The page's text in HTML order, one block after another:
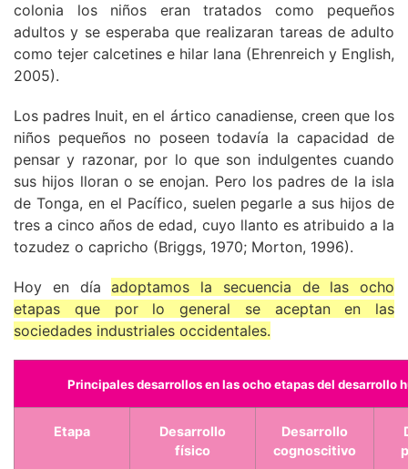
colonia los niños eran tratados como pequeños
adultos y se esperaba que realizaran tareas de adulto
como tejer calcetines e hilar lana (Ehrenreich y English,
2005).
Los padres Inuit, en el ártico canadiense, creen que los
niños pequeños no poseen todavía la capacidad de
pensar y razonar, por lo que son indulgentes cuando
sus hijos lloran o se enojan. Pero los padres de la isla
de Tonga, en el Pacífico, suelen pegarle a sus hijos de
tres a cinco años de edad, cuyo llanto es atribuido a la
tozudez o capricho (Briggs, 1970; Morton, 1996).
Hoy en díaadoptamos la secuencia de las ocho
etapas que por lo general se aceptan en las
sociedades industriales occidentales.
Principales desarrollos en las ocho etapas del desarrollo
Etapa
Desarrollo
físico
Desarrollo
cognoscitivo